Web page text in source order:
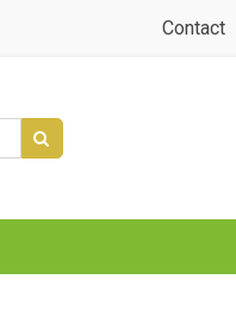
Contact